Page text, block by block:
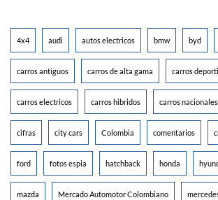
4x4 audi autos electricos bmw byd
carros antiguos carros de alta gama carros
carros electricos carros hibridos carros nacionales
cifras city cars Colombia comentarios
ford fotos espia hatchback honda
mazda Mercado Automotor Colombiano